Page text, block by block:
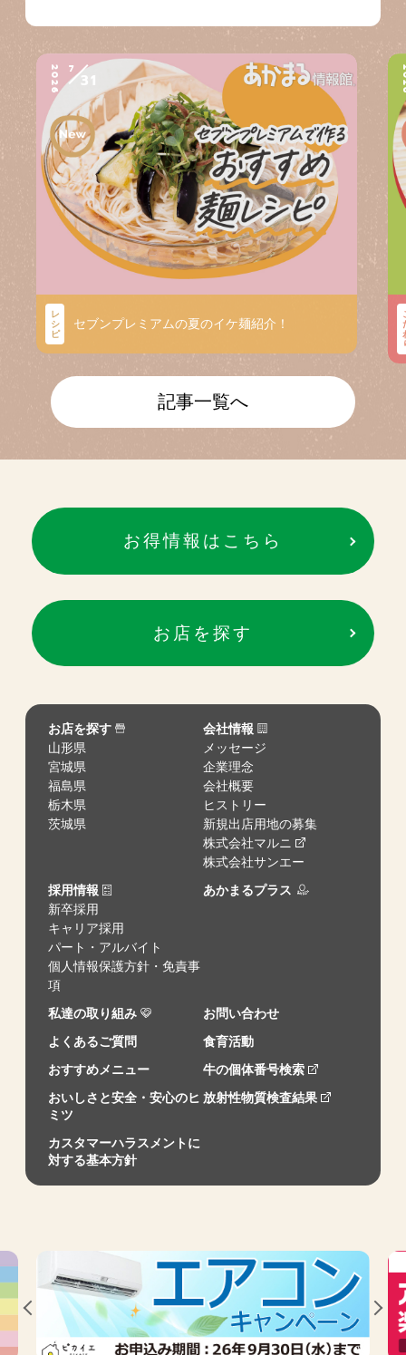
2026 7
31
レ
シ
ピ
セブンプレミアムの夏のイケ麺紹介！
記事一覧へ
お得情報はこちら
お店を探す
お店を探す
山形県
宮城県
福島県
栃木県
茨城県
会社情報
メッセージ
企業理念
会社概要
ヒストリー
新規出店用地の募集
株式会社マルニ
株式会社サンエー
採用情報
新卒採用
キャリア採用
パート・アルバイト
個人情報保護方針・免責事
項
あかまるプラス
私達の取り組み
お問い合わせ
よくあるご質問
食育活動
おすすめメニュー
牛の個体番号検索
おいしさと安全・安心のヒ
ミツ
放射性物質検査結果
カスタマーハラスメントに
対する基本方針